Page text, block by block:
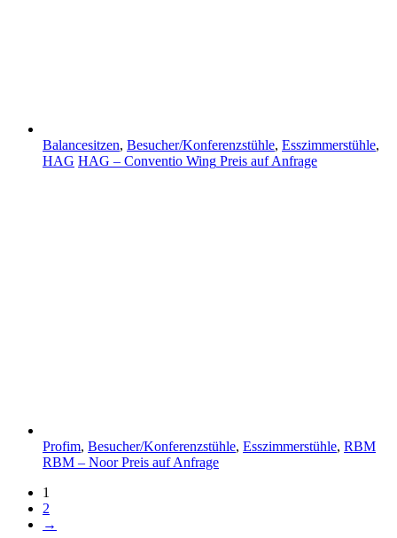
Balancesitzen, Besucher/Konferenzstühle, Esszimmerstühle,
HAG HAG – Conventio Wing Preis auf Anfrage
Profim, Besucher/Konferenzstühle, Esszimmerstühle, RBM
RBM – Noor Preis auf Anfrage
1
2
→